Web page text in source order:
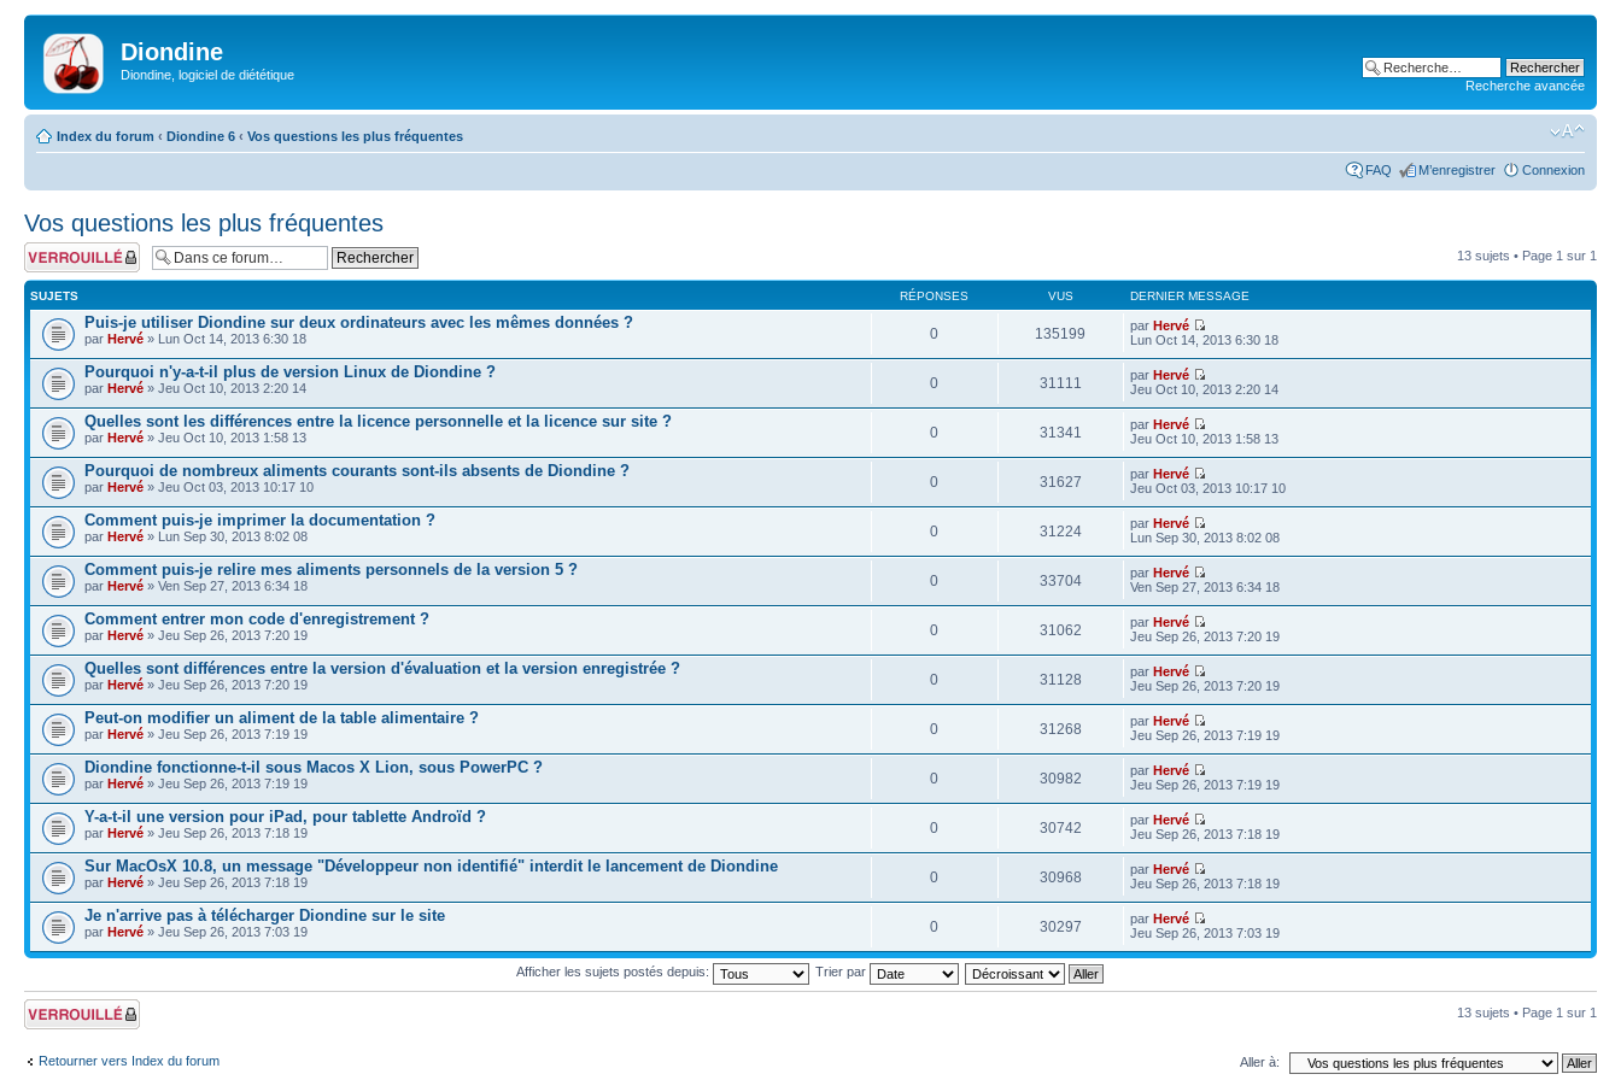
Diondine
Diondine, logiciel de diététique
Recherche avancée
Index du forum ‹ Diondine 6 ‹ Vos questions les plus fréquentes
FAQ M’enregistrer Connexion
Vos questions les plus fréquentes
Forum verrouillé 13 sujets • Page 1 sur 1
SUJETS RÉPONSES VUS DERNIER MESSAGE
Puis-je utiliser Diondine sur deux ordinateurs avec les mêmes données ?
par Hervé » Lun Oct 14, 2013 6:30 18 0 135199 parHervé
Lun Oct 14, 2013 6:30 18
Pourquoi n'y-a-t-il plus de version Linux de Diondine ?
par Hervé » Jeu Oct 10, 2013 2:20 14 0 31111 parHervé
Jeu Oct 10, 2013 2:20 14
Quelles sont les différences entre la licence personnelle et la licence sur site ?
par Hervé » Jeu Oct 10, 2013 1:58 13 0 31341 parHervé
Jeu Oct 10, 2013 1:58 13
Pourquoi de nombreux aliments courants sont-ils absents de Diondine ?
par Hervé » Jeu Oct 03, 2013 10:17 10 0 31627 parHervé
Jeu Oct 03, 2013 10:17 10
Comment puis-je imprimer la documentation ?
par Hervé » Lun Sep 30, 2013 8:02 08 0 31224 parHervé
Lun Sep 30, 2013 8:02 08
Comment puis-je relire mes aliments personnels de la version 5 ?
par Hervé » Ven Sep 27, 2013 6:34 18 0 33704 parHervé
Ven Sep 27, 2013 6:34 18
Comment entrer mon code d'enregistrement ?
par Hervé » Jeu Sep 26, 2013 7:20 19 0 31062 parHervé
Jeu Sep 26, 2013 7:20 19
Quelles sont différences entre la version d'évaluation et la version enregistrée ?
par Hervé » Jeu Sep 26, 2013 7:20 19 0 31128 parHervé
Jeu Sep 26, 2013 7:20 19
Peut-on modifier un aliment de la table alimentaire ?
par Hervé » Jeu Sep 26, 2013 7:19 19 0 31268 parHervé
Jeu Sep 26, 2013 7:19 19
Diondine fonctionne-t-il sous Macos X Lion, sous PowerPC ?
par Hervé » Jeu Sep 26, 2013 7:19 19 0 30982 parHervé
Jeu Sep 26, 2013 7:19 19
Y-a-t-il une version pour iPad, pour tablette Androïd ?
par Hervé » Jeu Sep 26, 2013 7:18 19 0 30742 parHervé
Jeu Sep 26, 2013 7:18 19
Sur MacOsX 10.8, un message "Développeur non identifié" interdit le lancement de Diondine
par Hervé » Jeu Sep 26, 2013 7:18 19 0 30968 parHervé
Jeu Sep 26, 2013 7:18 19
Je n'arrive pas à télécharger Diondine sur le site
par Hervé » Jeu Sep 26, 2013 7:03 19 0 30297 parHervé
Jeu Sep 26, 2013 7:03 19
Afficher les sujets postés depuis: Trier par
Forum verrouillé 13 sujets • Page 1 sur 1
Retourner vers Index du forum Aller à: